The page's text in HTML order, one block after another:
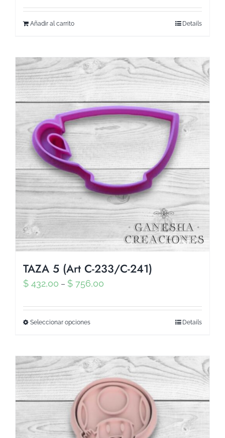
Añadir al carrito Details
TAZA 5 (Art C-233/C-241)
$ 432,00 – $ 756,00
Seleccionar opciones Details